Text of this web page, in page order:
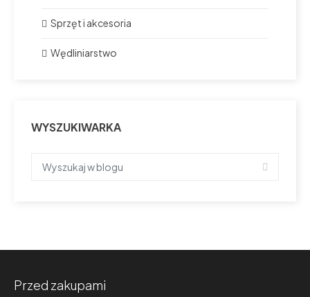
Sprzęt i akcesoria
Wędliniarstwo
WYSZUKIWARKA
Przed zakupami